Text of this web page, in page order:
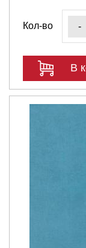
Кол-во -
В